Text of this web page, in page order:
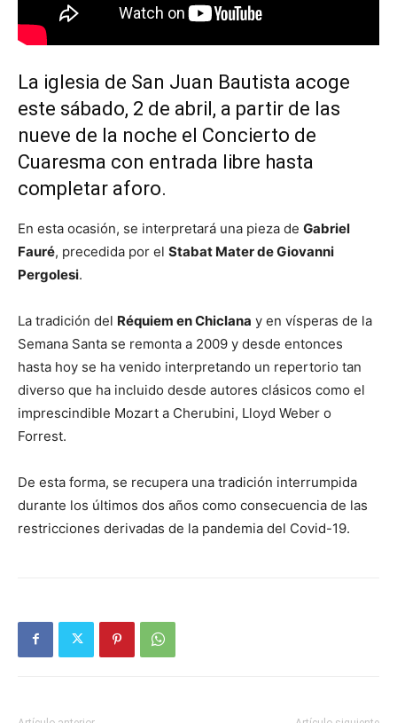
La iglesia de San Juan Bautista acoge
este sábado, 2 de abril, a partir de las
nueve de la noche el Concierto de
Cuaresma con entrada libre hasta
completar aforo.
En esta ocasión, se interpretará una pieza de Gabriel
Fauré, precedida por el Stabat Mater de Giovanni
Pergolesi.
La tradición del Réquiem en Chiclana y en vísperas de la
Semana Santa se remonta a 2009 y desde entonces
hasta hoy se ha venido interpretando un repertorio tan
diverso que ha incluido desde autores clásicos como el
imprescindible Mozart a Cherubini, Lloyd Weber o
Forrest.
De esta forma, se recupera una tradición interrumpida
durante los últimos dos años como consecuencia de las
restricciones derivadas de la pandemia del Covid-19.